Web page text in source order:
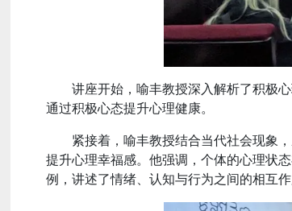
讲座开始，喻丰教授深入解析了积极
通过积极心态提升心理健康。
紧接着，喻丰教授结合当代社会现象
提升心理幸福感。他强调，个体的心理状
例，讲述了情绪、认知与行为之间的相互